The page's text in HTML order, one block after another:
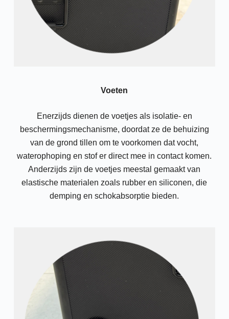
Voeten
Enerzijds dienen de voetjes als isolatie- en
beschermingsmechanisme, doordat ze de behuizing
van de grond tillen om te voorkomen dat vocht,
waterophoping en stof er direct mee in contact komen.
Anderzijds zijn de voetjes meestal gemaakt van
elastische materialen zoals rubber en siliconen, die
demping en schokabsorptie bieden.